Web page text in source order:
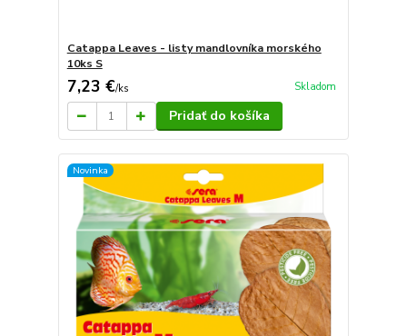
Catappa Leaves - listy mandlovníka morského
10ks S
7,23 €/ks Skladom
Pridať do košíka
Novinka